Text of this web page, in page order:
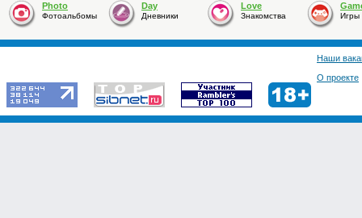
Photo
Фотоальбомы
Day
Дневники
Love
Знакомства Игры
Наши
О проекте